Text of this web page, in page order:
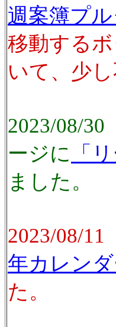
週案簿プル
移動する
いて、少
2023/08/
ージに
「
ました。
2023/08/
年カレン
た。